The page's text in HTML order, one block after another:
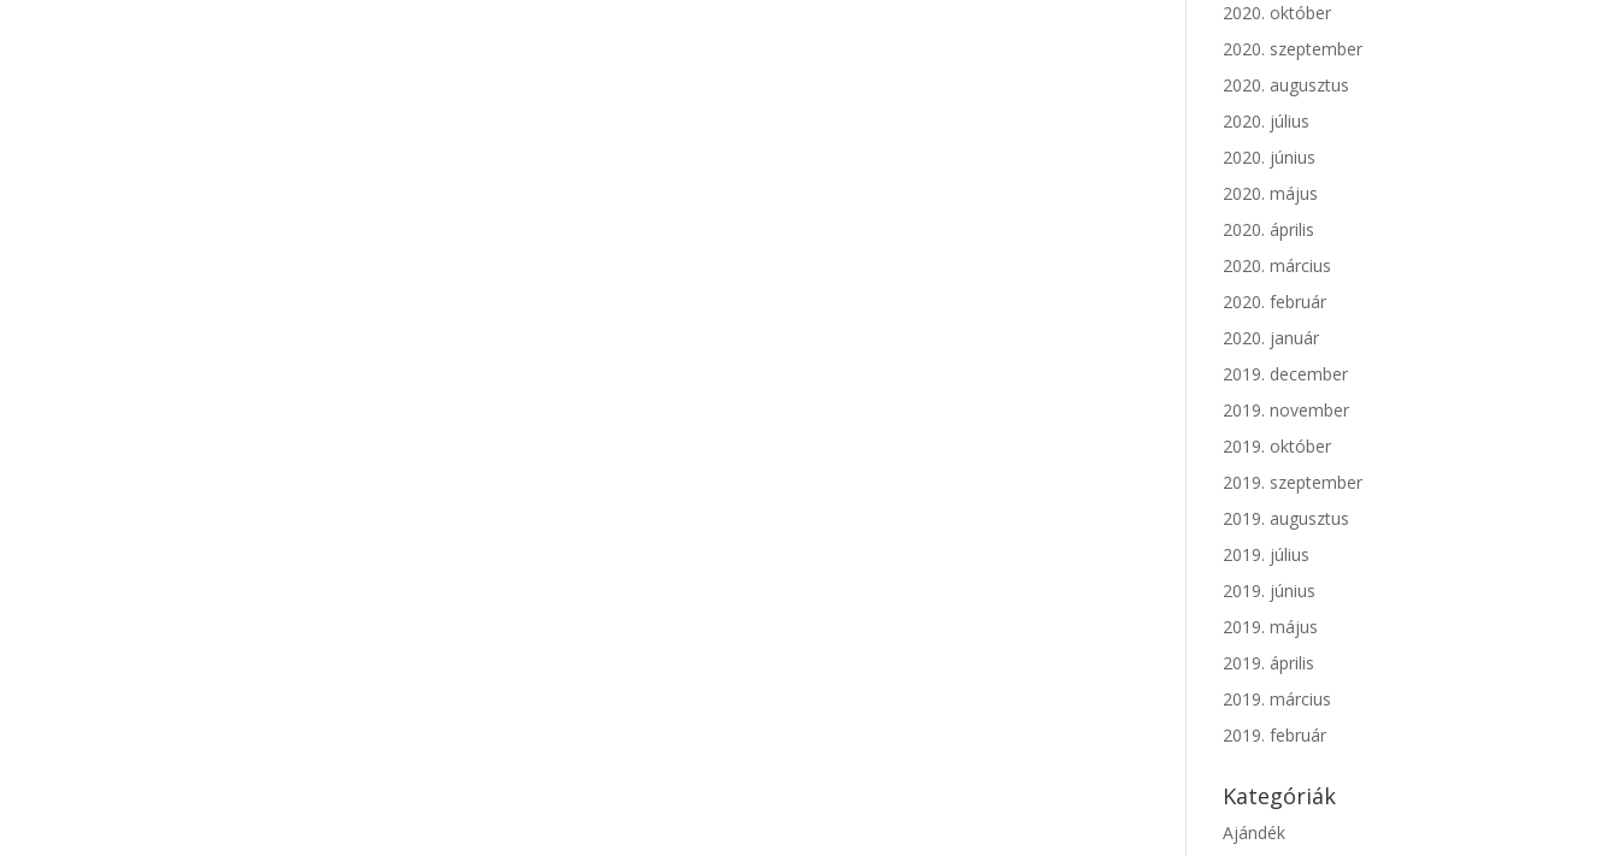
2020. október
2020. szeptember
2020. augusztus
2020. július
2020. június
2020. május
2020. április
2020. március
2020. február
2020. január
2019. december
2019. november
2019. október
2019. szeptember
2019. augusztus
2019. július
2019. június
2019. május
2019. április
2019. március
2019. február
Kategóriák
Ajándék